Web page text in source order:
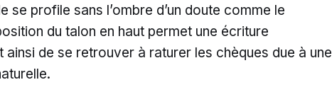
se profile sans l’ombre d’un doute comme le
du talon en haut permet une écriture
de se retrouver à raturer les chèques due à une